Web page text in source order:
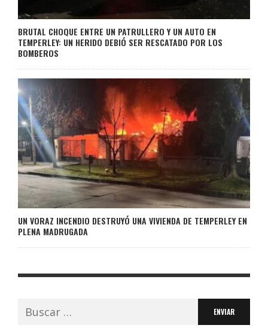
BRUTAL CHOQUE ENTRE UN PATRULLERO Y UN AUTO EN
TEMPERLEY: UN HERIDO DEBIÓ SER RESCATADO POR LOS
BOMBEROS
UN VORAZ INCENDIO DESTRUYÓ UNA VIVIENDA DE TEMPERLEY EN
PLENA MADRUGADA
Buscar: